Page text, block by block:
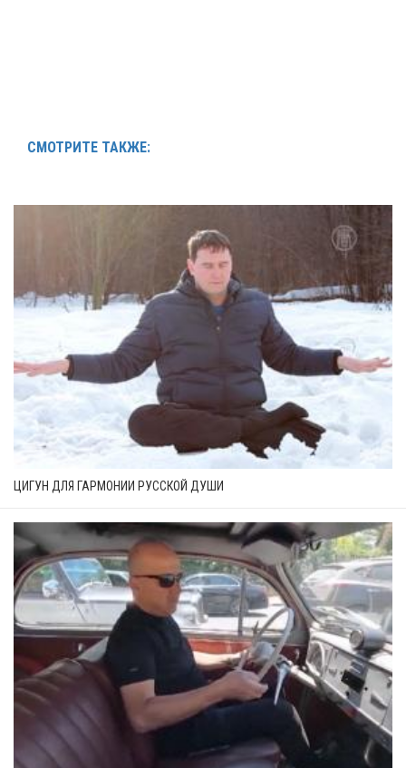
СМОТРИТЕ ТАКЖЕ:
ЦИГУН ДЛЯ ГАРМОНИИ РУССКОЙ ДУШИ